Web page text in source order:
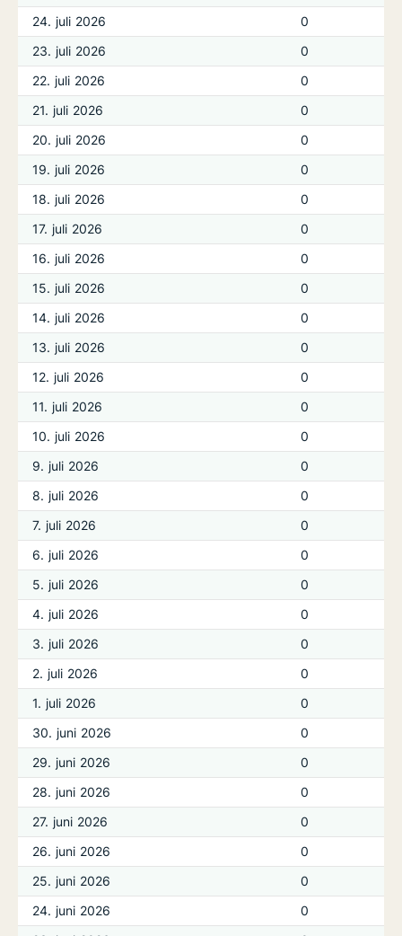
24. juli 2026
0
23. juli 2026
0
22. juli 2026
0
21. juli 2026
0
20. juli 2026
0
19. juli 2026
0
18. juli 2026
0
17. juli 2026
0
16. juli 2026
0
15. juli 2026
0
14. juli 2026
0
13. juli 2026
0
12. juli 2026
0
11. juli 2026
0
10. juli 2026
0
9. juli 2026
0
8. juli 2026
0
7. juli 2026
0
6. juli 2026
0
5. juli 2026
0
4. juli 2026
0
3. juli 2026
0
2. juli 2026
0
1. juli 2026
0
30. juni 2026
0
29. juni 2026
0
28. juni 2026
0
27. juni 2026
0
26. juni 2026
0
25. juni 2026
0
24. juni 2026
0